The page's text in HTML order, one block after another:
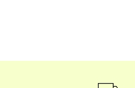
ショッピ